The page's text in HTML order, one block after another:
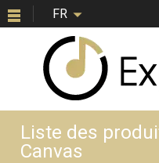
FR
Liste des
Canvas